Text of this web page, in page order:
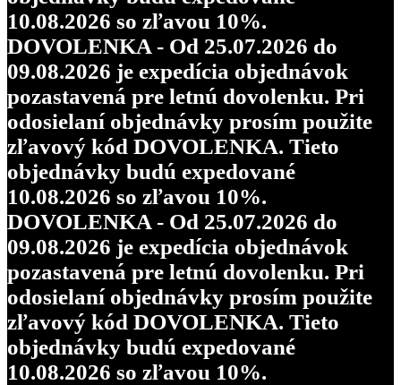
10.08.2026 so zľavou 10%.
DOVOLENKA - Od 25.07.2026 do
09.08.2026 je expedícia objednávok
pozastavená pre letnú dovolenku. Pri
odosielaní objednávky prosím použite
zľavový kód DOVOLENKA. Tieto
objednávky budú expedované
10.08.2026 so zľavou 10%.
DOVOLENKA - Od 25.07.2026 do
09.08.2026 je expedícia objednávok
pozastavená pre letnú dovolenku. Pri
odosielaní objednávky prosím použite
zľavový kód DOVOLENKA. Tieto
objednávky budú expedované
10.08.2026 so zľavou 10%.